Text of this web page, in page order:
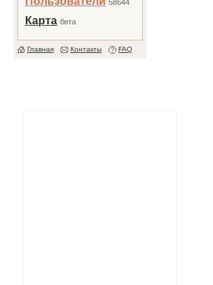
58644
Карта бета
Главная Контакты FAQ